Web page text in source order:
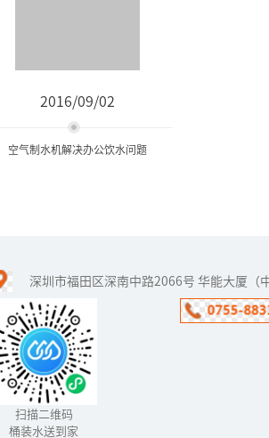
2016/09/02
空气制水机解决办公饮水问题
办公室里的饮水问题通常
是用饮水机来解决，于是
我们会看到一罐又一罐的
饮用水被扛了进来。有一
个一劳永逸的解决办法，
那就是把无...
深圳市福田区深南中路2066号 华能大厦（
扫描二维码
桶装水送到家